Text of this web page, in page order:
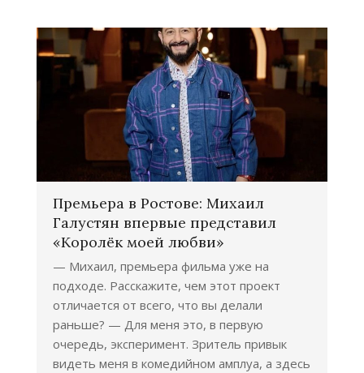
Премьера в Ростове: Михаил
Галустян впервые представил
«Королёк моей любви»
— Михаил, премьера фильма уже на
подходе. Расскажите, чем этот проект
отличается от всего, что вы делали
раньше? — Для меня это, в первую
очередь, эксперимент. Зритель привык
видеть меня в комедийном амплуа, а здесь